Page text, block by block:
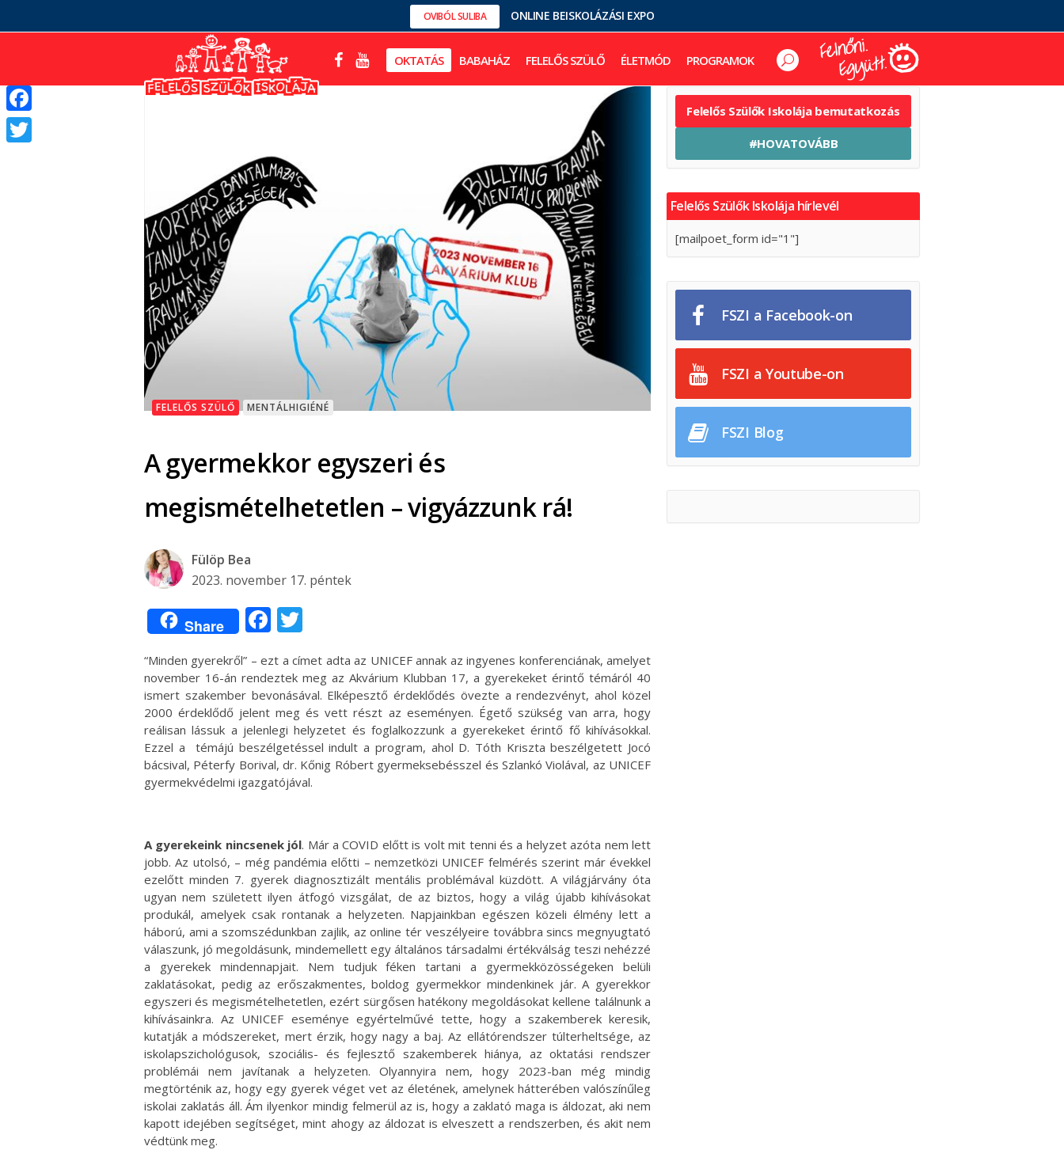
OVIBÓL SULIBA ONLINE BEISKOLÁZÁSI EXPO
OKTATÁS BABAHÁZ FELELŐS SZÜLŐ ÉLETMÓD PROGRAMOK
FELELŐS SZÜLŐ MENTÁLHIGIÉNÉ
A gyermekkor egyszeri és
megismételhetetlen – vigyázzunk rá!
Fülöp Bea
2023. november 17. péntek
Share Facebook
“Minden gyerekről” – ezt a címet adta az UNICEF annak az ingyenes konferenciának, amelyet
november 16-án rendeztek meg az Akvárium Klubban 17, a gyerekeket érintő témáról 40
ismert szakember bevonásával. Elképesztő érdeklődés övezte a rendezvényt, ahol közel
2000 érdeklődő jelent meg és vett részt az eseményen. Égető szükség van arra, hogy
reálisan lássuk a jelenlegi helyzetet és foglalkozzunk a gyerekeket érintő fő kihívásokkal.
Ezzel a témájú beszélgetéssel indult a program, ahol D. Tóth Kriszta beszélgetett Jocó
bácsival, Péterfy Borival, dr. Kőnig Róbert gyermeksebésszel és Szlankó Violával, az UNICEF
gyermekvédelmi igazgatójával.
A gyerekeink nincsenek jól. Már a COVID előtt is volt mit tenni és a helyzet azóta nem lett
jobb. Az utolsó, – még pandémia előtti – nemzetközi UNICEF felmérés szerint már évekkel
ezelőtt minden 7. gyerek diagnosztizált mentális problémával küzdött. A világjárvány óta
ugyan nem született ilyen átfogó vizsgálat, de az biztos, hogy a világ újabb kihívásokat
produkál, amelyek csak rontanak a helyzeten. Napjainkban egészen közeli élmény lett a
háború, ami a szomszédunkban zajlik, az online tér veszélyeire továbbra sincs megnyugtató
válaszunk, jó megoldásunk, mindemellett egy általános társadalmi értékválság teszi nehézzé
a gyerekek mindennapjait. Nem tudjuk féken tartani a gyermekközösségeken belüli
zaklatásokat, pedig az erőszakmentes, boldog gyermekkor mindenkinek jár. A gyerekkor
egyszeri és megismételhetetlen, ezért sürgősen hatékony megoldásokat kellene találnunk a
kihívásainkra. Az UNICEF eseménye egyértelművé tette, hogy a szakemberek keresik,
kutatják a módszereket, mert érzik, hogy nagy a baj. Az ellátórendszer túlterheltsége, az
iskolapszichológusok, szociális- és fejlesztő szakemberek hiánya, az oktatási rendszer
problémái nem javítanak a helyzeten. Olyannyira nem, hogy 2023-ban még mindig
megtörténik az, hogy egy gyerek véget vet az életének, amelynek hátterében valószínűleg
iskolai zaklatás áll. Ám ilyenkor mindig felmerül az is, hogy a zaklató maga is áldozat, aki nem
kapott idejében segítséget, mint ahogy az áldozat is elveszett a rendszerben, és akit nem
védtünk meg.
Felelős Szülők Iskolája bemutatkozás
#HOVATOVÁBB
Felelős Szülők Iskolája hírlevél
[mailpoet_form id="1"]
FSZI a Facebook-on
FSZI a Youtube-on
FSZI Blog
Facebook